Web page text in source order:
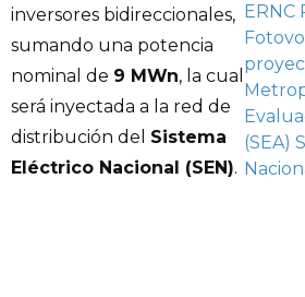
inversores bidireccionales,
sumando una potencia
nominal de 9 MWn, la cual
será inyectada a la red de
distribución del Sistema
Eléctrico Nacional (SEN).
ERNC
(SEA)